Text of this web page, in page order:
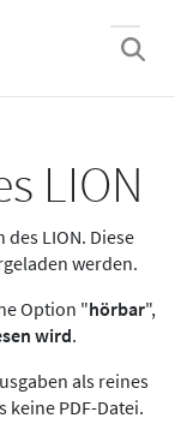
LION
LION. Diese
werden.
Option "hörbar",
wird.
als reines
keine PDF-Datei.